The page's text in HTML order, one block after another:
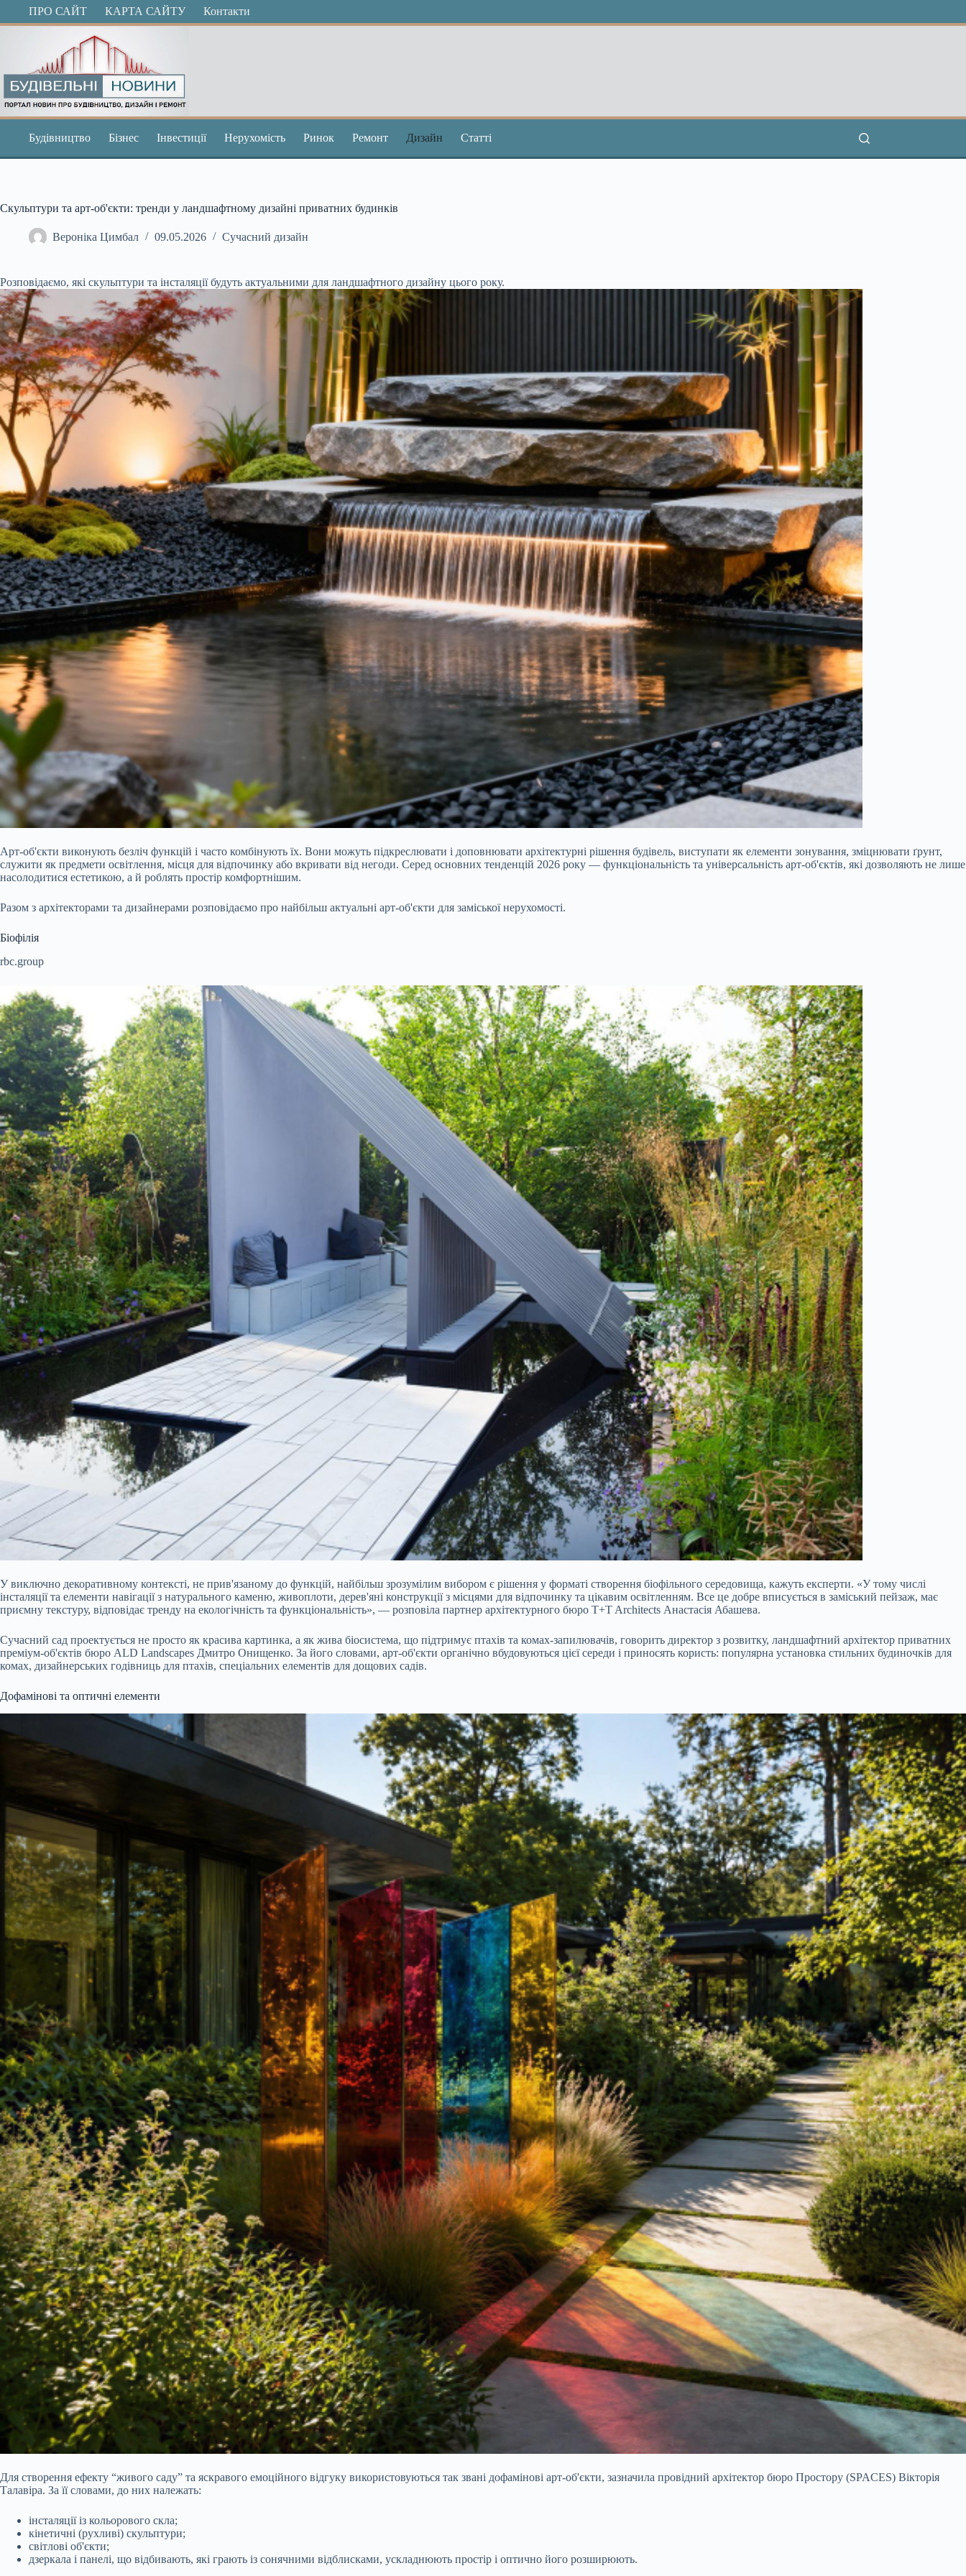
ПерейтиПРО САЙТ КАРТА САЙТУ Контакти
Будівництво Бізнес Інвестиції Нерухомість Ринок Ремонт Дизайн Статті
Скульптури та арт-об'єкти: тренди у ландшафтному дизайні приватних будинків
Вероніка Цимбал 09.05.2026 Сучасний дизайн
Розповідаємо, які скульптури та інсталяції будуть актуальними для ландшафтного дизайну цього року.
Арт-об'єкти виконують безліч функцій і часто комбінують їх. Вони можуть підкреслювати і доповнювати архітектурні рішення будівель, виступати як елементи зонування, зміцнювати ґрунт,
служити як предмети освітлення, місця для відпочинку або вкривати від негоди. Серед основних тенденцій 2026 року — функціональність та універсальність арт-об'єктів, які дозволяють не лише
насолодитися естетикою, а й роблять простір комфортнішим.
Разом з архітекторами та дизайнерами розповідаємо про найбільш актуальні арт-об'єкти для заміської нерухомості.
Біофілія
rbc.group
У виключно декоративному контексті, не прив'язаному до функцій, найбільш зрозумілим вибором є рішення у форматі створення біофільного середовища, кажуть експерти. «У тому числі
інсталяції та елементи навігації з натурального каменю, живоплоти, дерев'яні конструкції з місцями для відпочинку та цікавим освітленням. Все це добре вписується в заміський пейзаж, має
приємну текстуру, відповідає тренду на екологічність та функціональність», — розповіла партнер архітектурного бюро T+T Architects Анастасія Абашева.
Сучасний сад проектується не просто як красива картинка, а як жива біосистема, що підтримує птахів та комах-запилювачів, говорить директор з розвитку, ландшафтний архітектор приватних
преміум-об'єктів бюро ALD Landscapes Дмитро Онищенко. За його словами, арт-об'єкти органічно вбудовуються цієї середи і приносять користь: популярна установка стильних будиночків для
комах, дизайнерських годівниць для птахів, спеціальних елементів для дощових садів.
Дофамінові та оптичні елементи
Для створення ефекту “живого саду” та яскравого емоційного відгуку використовуються так звані дофамінові арт-об'єкти, зазначила провідний архітектор бюро Простору (SPACES) Вікторія
Талавіра. За її словами, до них належать:
інсталяції із кольорового скла;
кінетичні (рухливі) скульптури;
світлові об'єкти;
дзеркала і панелі, що відбивають, які грають із сонячними відблисками, ускладнюють простір і оптично його розширюють.